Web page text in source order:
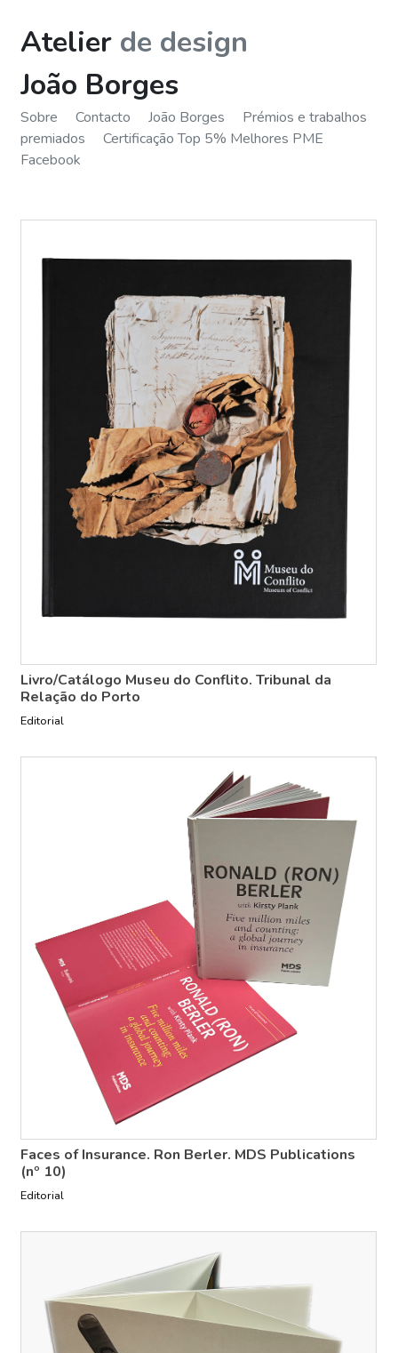
Atelier de design
João Borges
Sobre Contacto João Borges
Prémios e trabalhos
premiados
Certificação Top 5% Melhores PME
Facebook
Livro/Catálogo Museu do Conflito. Tribunal da
Relação do Porto
Editorial
Faces of Insurance. Ron Berler. MDS Publications
(nº 10)
Editorial